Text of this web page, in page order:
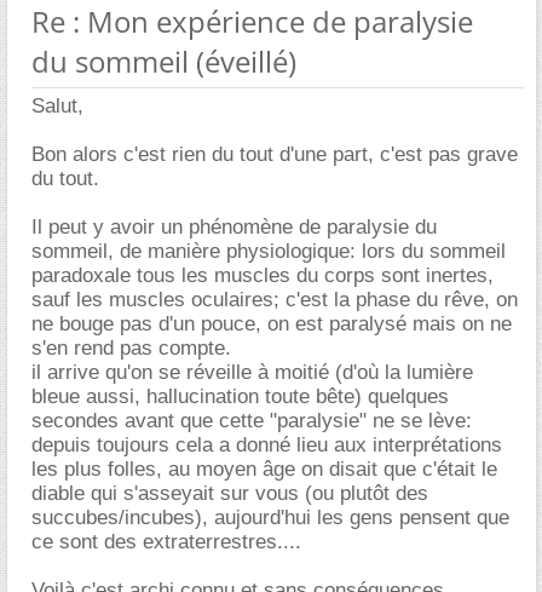
Re : Mon expérience de paralysie
du sommeil (éveillé)
Salut,
Bon alors c'est rien du tout d'une part, c'est pas grave
du tout.
Il peut y avoir un phénomène de paralysie du
sommeil, de manière physiologique: lors du sommeil
paradoxale tous les muscles du corps sont inertes,
sauf les muscles oculaires; c'est la phase du rêve, on
ne bouge pas d'un pouce, on est paralysé mais on ne
s'en rend pas compte.
il arrive qu'on se réveille à moitié (d'où la lumière
bleue aussi, hallucination toute bête) quelques
secondes avant que cette "paralysie" ne se lève:
depuis toujours cela a donné lieu aux interprétations
les plus folles, au moyen âge on disait que c'était le
diable qui s'asseyait sur vous (ou plutôt des
succubes/incubes), aujourd'hui les gens pensent que
ce sont des extraterrestres....